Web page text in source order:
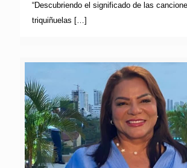
“Descubriendo el significado de las
triquiñuelas […]